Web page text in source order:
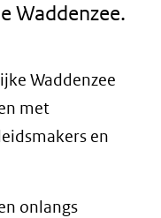
Waddenzee.
Waddenzee
met
en
onlangs